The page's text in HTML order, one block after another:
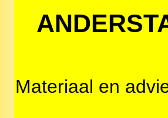
Materiaal en